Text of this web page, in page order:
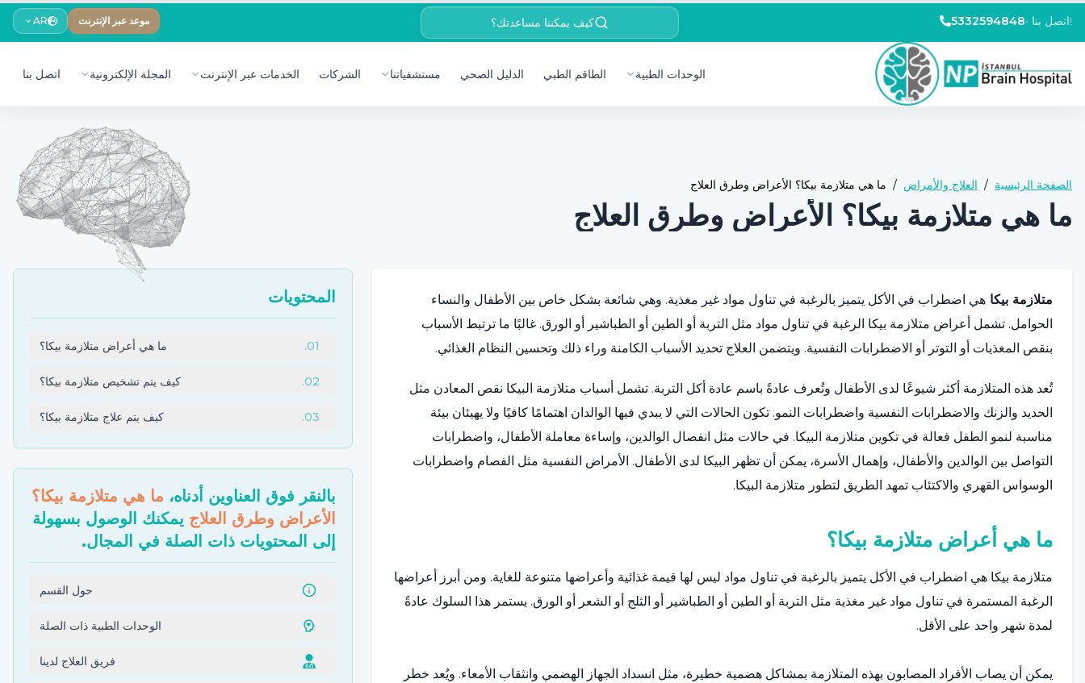
5332594848• اتصل بنا! كيف يمكننا مساعدتك؟ موعد عبر الإنترنت AR
الوحدات الطبية الطاقم الطبي الدليل الصحي مستشفياتنا الشركات الخدمات عبر الإنترنت المجلة الإلكترونية اتصل بنا
الصفحة الرئيسية / العلاج والأمراض / ما هي متلازمة بيكا؟ الأعراض وطرق العلاج
ما هي متلازمة بيكا؟ الأعراض وطرق العلاج
متلازمة بيكا هي اضطراب في الأكل يتميز بالرغبة في تناول مواد غير مغذية. وهي شائعة بشكل خاص بين الأطفال والنساء
الحوامل. تشمل أعراض متلازمة بيكا الرغبة في تناول مواد مثل التربة أو الطين أو الطباشير أو الورق. غالبًا ما ترتبط الأسباب
بنقص المغذيات أو التوتر أو الاضطرابات النفسية. ويتضمن العلاج تحديد الأسباب الكامنة وراء ذلك وتحسين النظام الغذائي.
تُعد هذه المتلازمة أكثر شيوعًا لدى الأطفال وتُعرف عادةً باسم عادة أكل التربة. تشمل أسباب متلازمة البيكا نقص المعادن مثل
الحديد والزنك والاضطرابات النفسية واضطرابات النمو. تكون الحالات التي لا يبدي فيها الوالدان اهتمامًا كافيًا ولا يهيئان بيئة
مناسبة لنمو الطفل فعالة في تكوين متلازمة البيكا. في حالات مثل انفصال الوالدين، وإساءة معاملة الأطفال، واضطرابات
التواصل بين الوالدين والأطفال، وإهمال الأسرة، يمكن أن تظهر البيكا لدى الأطفال. الأمراض النفسية مثل الفصام واضطرابات
الوسواس القهري والاكتئاب تمهد الطريق لتطور متلازمة البيكا.
ما هي أعراض متلازمة بيكا؟
متلازمة بيكا هي اضطراب في الأكل يتميز بالرغبة في تناول مواد ليس لها قيمة غذائية وأعراضها متنوعة للغاية. ومن أبرز أعراضها
الرغبة المستمرة في تناول مواد غير مغذية مثل التربة أو الطين أو الطباشير أو الثلج أو الشعر أو الورق. يستمر هذا السلوك عادةً
لمدة شهر واحد على الأقل.
يمكن أن يصاب الأفراد المصابون بهذه المتلازمة بمشاكل هضمية خطيرة، مثل انسداد الجهاز الهضمي وانثقاب الأمعاء. ويُعد خطر
المحتويات
01
. ما هي أعراض متلازمة بيكا؟
02
. كيف يتم تشخيص متلازمة بيكا؟
03
. كيف يتم علاج متلازمة بيكا؟
بالنقر فوق العناوين أدناه، ما هي متلازمة بيكا؟
الأعراض وطرق العلاج يمكنك الوصول بسهولة
إلى المحتويات ذات الصلة في المجال.
حول القسم
الوحدات الطبية ذات الصلة
فريق العلاج لدينا